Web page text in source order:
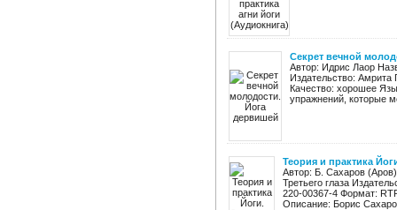
Секрет вечной
Автор: Идрис Лаор
Издательство:
Качество: хорошее
упражнений, которые
Теория и практика
Автор: Б. Сахаров
Третьего глаза
220-00367-4 Формат:
Описание: Борис